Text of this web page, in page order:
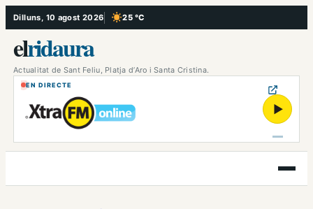
Vés
al
contingut
Dilluns, 10 agost 2026 25 °C
, Cel serè
elridaura
Actualitat de Sant Feliu, Platja d’Aro i Santa Cristina.
EN DIRECTE
▶
Obre
el